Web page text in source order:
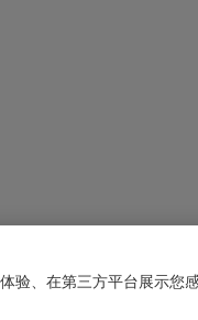
验、在第三方平台展示您